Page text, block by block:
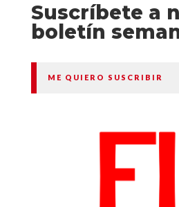
Suscríbete a
boletín
ME QUIERO SUSCRIBIR